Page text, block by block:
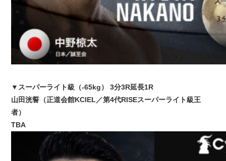
▼スーパーライト級（-65kg） 3分3R延長1R
山田洸誓（正道会館KCIEL／第4代RISEスーパーライト級王
者）
TBA